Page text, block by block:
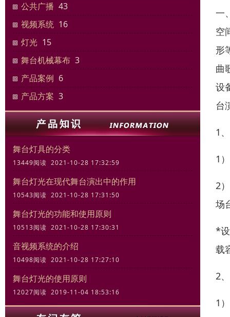
公共广播 43
视频系统 16
灯光 15
舞台机械幕布 3
产品案例 6
产品方案 3
舞台灯具的分类
13449阅读 2021-10-28 17:32:59
舞台灯光在现代舞台演出中的作用
10543阅读 2021-10-28 17:31:50
舞台灯光的功能和使用原则
10513阅读 2021-10-28 17:30:31
音视频系统的介绍
10498阅读 2021-10-28 17:27:10
舞台灯光的使用原则
12027阅读 2019-11-04 18:53:16
一
空
形
曲
设
台
1
1
2
场
*
载
2
1